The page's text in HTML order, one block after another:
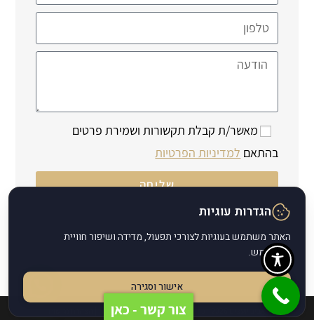
מאשר/ת קבלת תקשורות ושמירת פרטים
בהתאם למדיניות הפרטיות
שליחה
אביב יועצים 2026 - כרישים באינטרנט | מדיניות פרטיות
הגדרות עוגיות
האתר משתמש בעוגיות לצורכי תפעול, מדידה ושיפור חוויית
המשתמש.
אישור וסגירה
צור קשר - כאן